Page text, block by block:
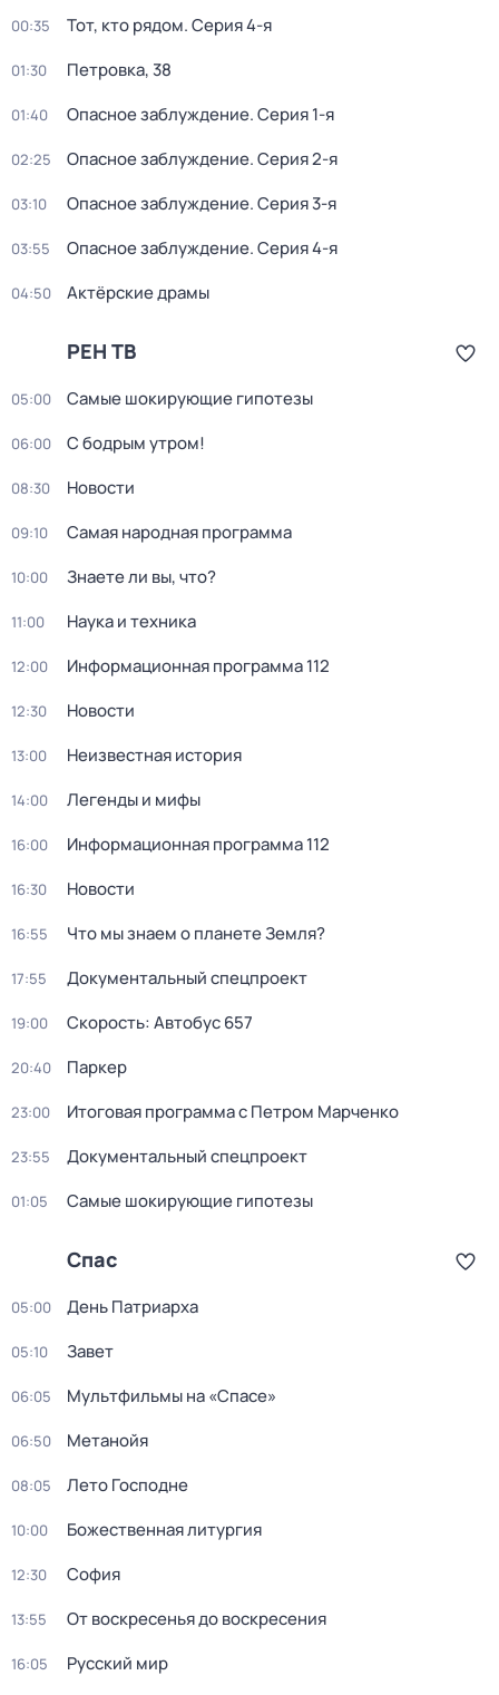
00:35 Тот, кто рядом. Серия 4-я
01:30 Петровка, 38
01:40 Опасное заблуждение. Серия 1-я
02:25 Опасное заблуждение. Серия 2-я
03:10 Опасное заблуждение. Серия 3-я
03:55 Опасное заблуждение. Серия 4-я
04:50 Актёрские драмы
РЕН ТВ
05:00 Самые шoкиpующие гипотезы
06:00 С бодрым утром!
08:30 Новости
09:10 Самая народная программа
10:00 Знаете ли вы, что?
11:00 Hаука и теxника
12:00 Информационная программа 112
12:30 Новости
13:00 Неизвестная история
14:00 Легенды и мифы
16:00 Информационная программа 112
16:30 Новости
16:55 Что мы знаем о планете Земля?
17:55 Документальный спецпроект
19:00 Скорость: Автобус 657
20:40 Пapкер
23:00 Итоговая программа с Петром Марченко
23:55 Документальный спецпроект
01:05 Самые шoкиpующие гипотезы
Спас
05:00 День Патриарха
05:10 Завет
06:05 Мультфильмы на «Спасе»
06:50 Метанойя
08:05 Лето Господне
10:00 Божественная литургия
12:30 София
13:55 От воскресенья до воскресения
16:05 Русский мир